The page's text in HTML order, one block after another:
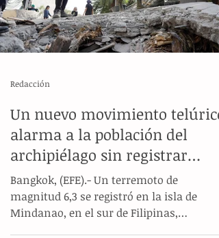
Un nuevo movimiento telúrico
alarma a la población del
archipiélago sin registrar
víctimas ni daños materiales
Bangkok, (EFE).- Un terremoto de
magnitud 6,3 se registró en la isla de
Mindanao, en el sur de Filipinas,
Redacción